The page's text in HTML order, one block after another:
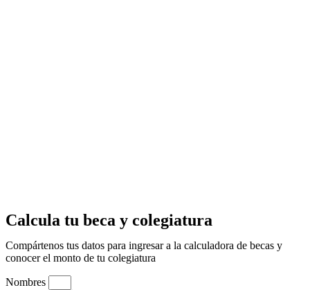
Calcula tu beca y colegiatura
Compártenos tus datos para ingresar a la calculadora de becas y
conocer el monto de tu colegiatura
Nombres